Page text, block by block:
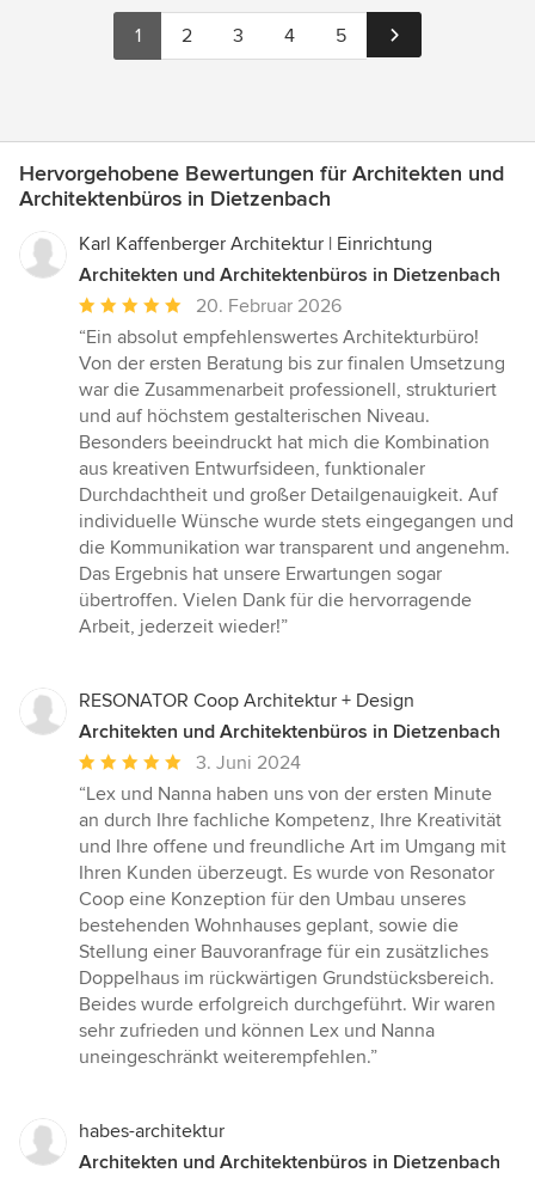
1 2 3 4 5
Hervorgehobene Bewertungen für Architekten und
Architektenbüros in Dietzenbach
Karl Kaffenberger Architektur | Einrichtung
Architekten und Architektenbüros in Dietzenbach
Durchschnittliche
Bewertung:
5
von
5
Sternen
20. Februar 2026
“Ein absolut empfehlenswertes Architekturbüro!
Von der ersten Beratung bis zur finalen Umsetzung
war die Zusammenarbeit professionell, strukturiert
und auf höchstem gestalterischen Niveau.
Besonders beeindruckt hat mich die Kombination
aus kreativen Entwurfsideen, funktionaler
Durchdachtheit und großer Detailgenauigkeit. Auf
individuelle Wünsche wurde stets eingegangen und
die Kommunikation war transparent und angenehm.
Das Ergebnis hat unsere Erwartungen sogar
übertroffen. Vielen Dank für die hervorragende
Arbeit, jederzeit wieder!”
RESONATOR Coop Architektur + Design
Architekten und Architektenbüros in Dietzenbach
Durchschnittliche
Bewertung:
5
von
5
Sternen
3. Juni 2024
“Lex und Nanna haben uns von der ersten Minute
an durch Ihre fachliche Kompetenz, Ihre Kreativität
und Ihre offene und freundliche Art im Umgang mit
Ihren Kunden überzeugt. Es wurde von Resonator
Coop eine Konzeption für den Umbau unseres
bestehenden Wohnhauses geplant, sowie die
Stellung einer Bauvoranfrage für ein zusätzliches
Doppelhaus im rückwärtigen Grundstücksbereich.
Beides wurde erfolgreich durchgeführt. Wir waren
sehr zufrieden und können Lex und Nanna
uneingeschränkt weiterempfehlen.”
habes-architektur
Architekten und Architektenbüros in Dietzenbach